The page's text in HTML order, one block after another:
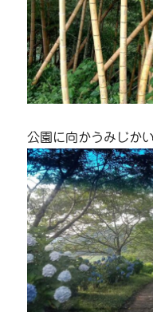
公園に向かうみじか